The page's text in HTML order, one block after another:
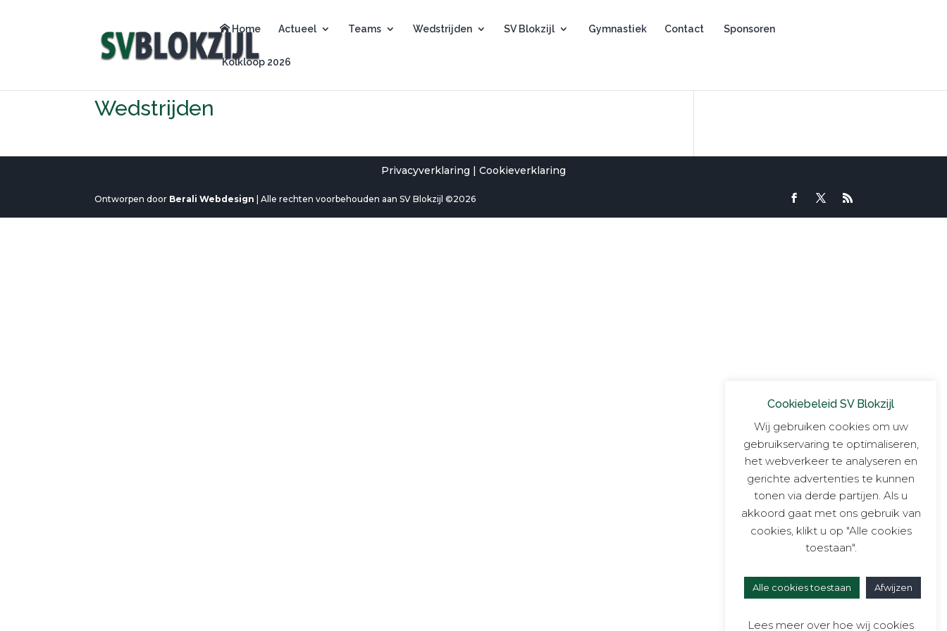
Home Actueel Teams Wedstrijden SV Blokzijl Gymnastiek Contact Sponsoren
Kolkloop 2026
Wedstrijden
Privacyverklaring | Cookieverklaring
Ontworpen door Berali Webdesign | Alle rechten voorbehouden aan SV Blokzijl ©2026
Cookiebeleid SV Blokzijl
Wij gebruiken cookies om uw
gebruikservaring te optimaliseren,
het webverkeer te analyseren en
gerichte advertenties te kunnen
tonen via derde partijen. Als u
akkoord gaat met ons gebruik van
cookies, klikt u op "Alle cookies
toestaan".
Alle cookies toestaan Afwijzen
Lees meer over hoe wij cookies